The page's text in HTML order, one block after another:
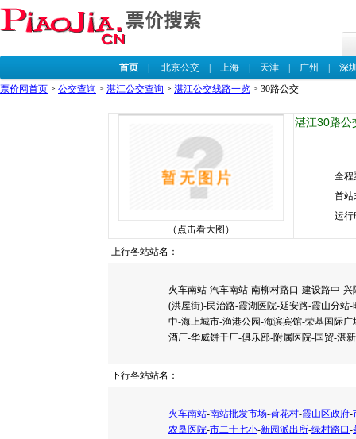
首页| 北京公交| 上海| 天津| 广州
深
票价网首页 > 公交查询 > 湛江公交查询 > 湛江公交线路一览 > 30路公交
（点击看大图）
湛江30路公
全程
首站
运行
上行各站站名：
火车南站-汽车南站-南柳村路口-建设路中-
(洪屋街)-民治路-霞湖医院-延安路-霞山分站
中-海上城市-渔港公园-海滨宾馆-荣基国际
酒厂-华威饼干厂-俱乐部-附属医院-国贸-湛
下行各站站名：
火车南站-南站批发市场-荷花村-霞山区政府-
农垦医院-市二十七小-新园派出所-绿村路口-